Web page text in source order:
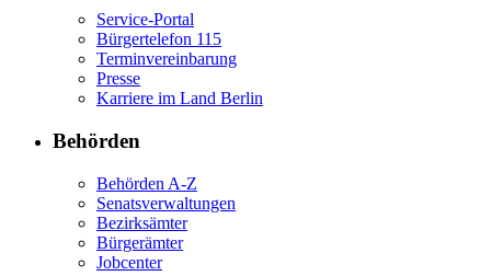
Service-Portal
Bürgertelefon 115
Terminvereinbarung
Presse
Karriere im Land Berlin
Behörden
Behörden A-Z
Senatsverwaltungen
Bezirksämter
Bürgerämter
Jobcenter